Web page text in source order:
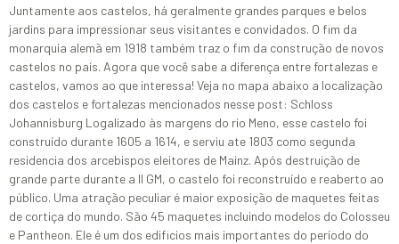
Juntamente aos castelos, há geralmente grandes parques e belos
jardins para impressionar seus visitantes e convidados. O fim da
monarquia alemã em 1918 também traz o fim da construção de novos
castelos no país. Agora que você sabe a diferença entre fortalezas e
castelos, vamos ao que interessa! Veja no mapa abaixo a localização
dos castelos e fortalezas mencionados nesse post: Schloss
Johannisburg Logalizado às margens do rio Meno, esse castelo foi
construído durante 1605 a 1614, e serviu ate 1803 como segunda
residencia dos arcebispos eleitores de Mainz. Após destruição de
grande parte durante a II GM, o castelo foi reconstruído e reaberto ao
público. Uma atração peculiar é maior exposição de maquetes feitas
de cortiça do mundo. São 45 maquetes incluindo modelos do Colosseu
e Pantheon. Ele é um dos edificios mais importantes do período do